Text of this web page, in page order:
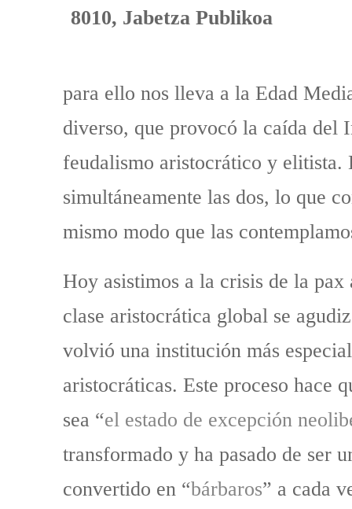
para ello nos lleva a la Edad
diverso, que provocó la caída del
feudalismo aristocrático y elitista.
simultáneamente las dos, lo que
mismo modo que las
Hoy asistimos a la crisis de la
clase aristocrática global se
volvió una institución más
aristocráticas. Este proceso hace
sea “el estado de excepción
transformado y ha pasado de ser
convertido en “bárbaros” a cada